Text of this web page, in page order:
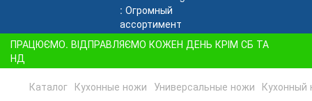
ПРАЦЮЄМО. ВІДПРАВЛЯЄМО КОЖЕН ДЕНЬ КРІМ СБ ТА
НД
Каталог Кухонные ножи Универсальные ножи Кухонный